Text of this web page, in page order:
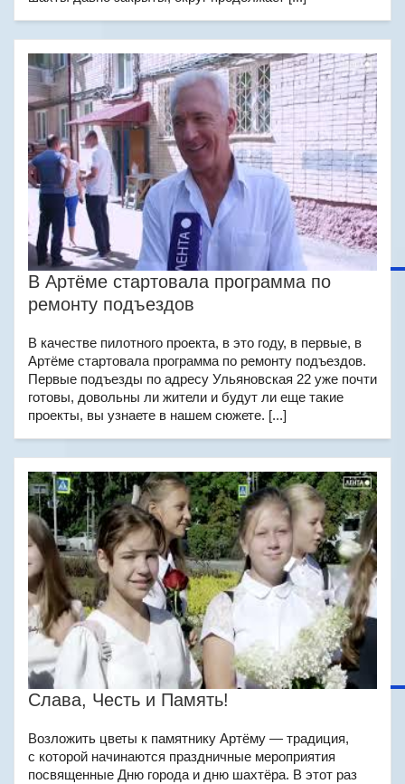
В Артёме стартовала программа по
ремонту подъездов
В качестве пилотного проекта, в это году, в первые, в
Артёме стартовала программа по ремонту подъездов.
Первые подъезды по адресу Ульяновская 22 уже почти
готовы, довольны ли жители и будут ли еще такие
проекты, вы узнаете в нашем сюжете. [...]
Слава, Честь и Память!
Возложить цветы к памятнику Артёму — традиция,
с которой начинаются праздничные мероприятия
посвященные Дню города и дню шахтёра. В этот раз